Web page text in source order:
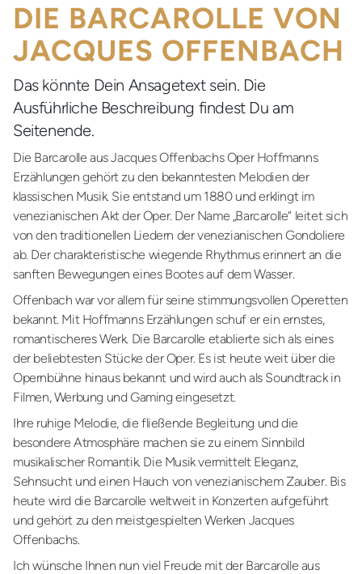
DIE BARCAROLLE VON
JACQUES OFFENBACH
Das könnte Dein Ansagetext sein. Die
Ausführliche Beschreibung findest Du am
Seitenende.
Die Barcarolle aus Jacques Offenbachs Oper Hoffmanns
Erzählungen gehört zu den bekanntesten Melodien der
klassischen Musik. Sie entstand um 1880 und erklingt im
venezianischen Akt der Oper. Der Name „Barcarolle“ leitet sich
von den traditionellen Liedern der venezianischen Gondoliere
ab. Der charakteristische wiegende Rhythmus erinnert an die
sanften Bewegungen eines Bootes auf dem Wasser.
Offenbach war vor allem für seine stimmungsvollen Operetten
bekannt. Mit Hoffmanns Erzählungen schuf er ein ernstes,
romantischeres Werk. Die Barcarolle etablierte sich als eines
der beliebtesten Stücke der Oper. Es ist heute weit über die
Opernbühne hinaus bekannt und wird auch als Soundtrack in
Filmen, Werbung und Gaming eingesetzt.
Ihre ruhige Melodie, die fließende Begleitung und die
besondere Atmosphäre machen sie zu einem Sinnbild
musikalischer Romantik. Die Musik vermittelt Eleganz,
Sehnsucht und einen Hauch von venezianischem Zauber. Bis
heute wird die Barcarolle weltweit in Konzerten aufgeführt
und gehört zu den meistgespielten Werken Jacques
Offenbachs.
Ich wünsche Ihnen nun viel Freude mit der Barcarolle aus